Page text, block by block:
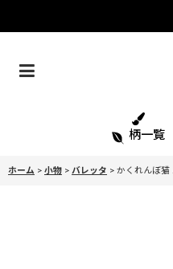
柄一覧
ホーム > 小物 > バレッタ > かくれんぼ猫